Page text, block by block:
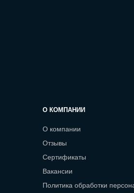
О КОМПАНИИ
О компании
Отзывы
Сертификаты
Вакансии
Политика обработки